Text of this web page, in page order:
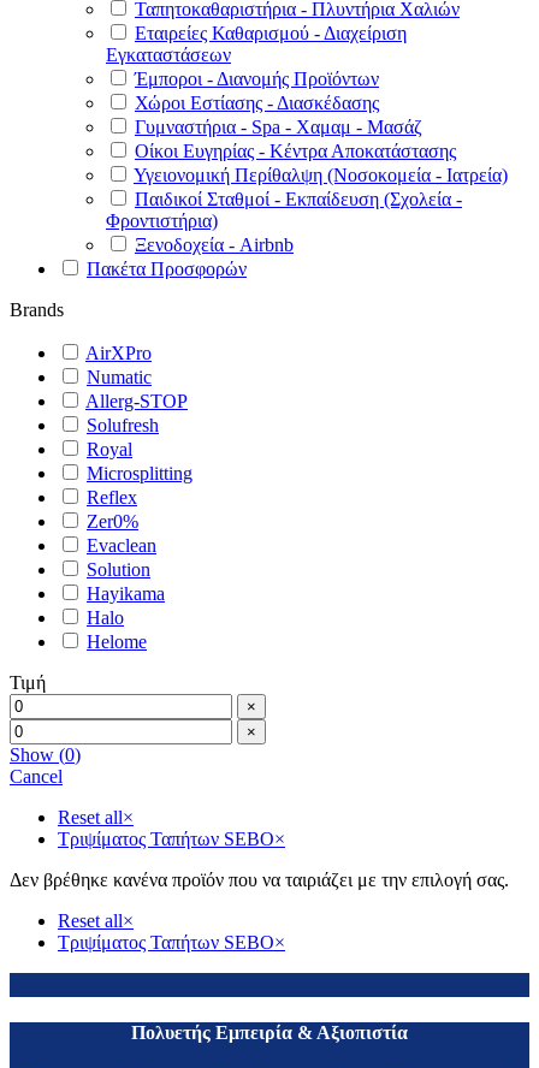
Ταπητοκαθαριστήρια - Πλυντήρια Χαλιών
Εταιρείες Καθαρισμού - Διαχείριση
Εγκαταστάσεων
Έμποροι - Διανομής Προϊόντων
Χώροι Εστίασης - Διασκέδασης
Γυμναστήρια - Spa - Χαμαμ - Μασάζ
Οίκοι Ευγηρίας - Κέντρα Αποκατάστασης
Υγειονομική Περίθαλψη (Νοσοκομεία - Ιατρεία)
Παιδικοί Σταθμοί - Εκπαίδευση (Σχολεία -
Φροντιστήρια)
Ξενοδοχεία - Airbnb
Πακέτα Προσφορών
Brands
AirXPro
Numatic
Allerg-STOP
Solufresh
Royal
Microsplitting
Reflex
Zer0%
Evaclean
Solution
Hayikama
Halo
Helome
Τιμή
×
×
Show (0)
Cancel
Reset all×
Τριψίματος Ταπήτων SEBO×
Δεν βρέθηκε κανένα προϊόν που να ταιριάζει με την επιλογή σας.
Reset all×
Τριψίματος Ταπήτων SEBO×
Πολυετής Εμπειρία & Αξιοπιστία